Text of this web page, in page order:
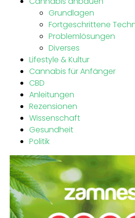
Grundlagen
Fortgeschrittene
Problemlösungen
Diverses
Lifestyle & Kultur
Cannabis für Anfänger
CBD
Anleitungen
Rezensionen
Wissenschaft
Gesundheit
Politik